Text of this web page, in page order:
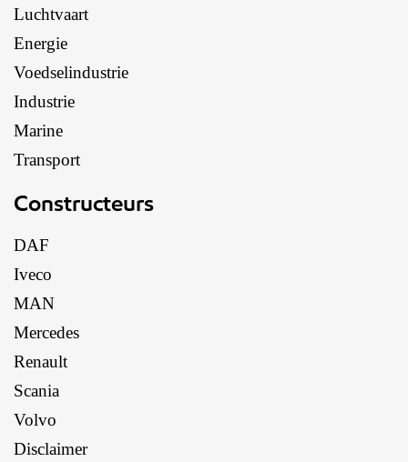
Luchtvaart
Energie
Voedselindustrie
Industrie
Marine
Transport
Constructeurs
DAF
Iveco
MAN
Mercedes
Renault
Scania
Volvo
Disclaimer